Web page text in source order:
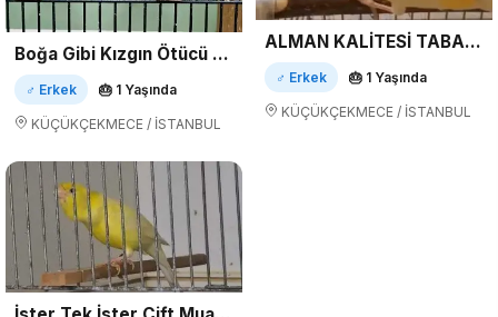
Boğa Gibi Kızgın Ötücü Alman Kanaryalar!
♂ Erkek 🎂 1 Yaşında
KÜÇÜKÇEKMECE / İSTANBUL
ALMAN KALİTESİ TABANCA GİBİ HARZ ROLLER ÖTÜM KANARYALARI
♂ Erkek 🎂 1 Yaşında
KÜÇÜKÇEKMECE / İSTANBUL